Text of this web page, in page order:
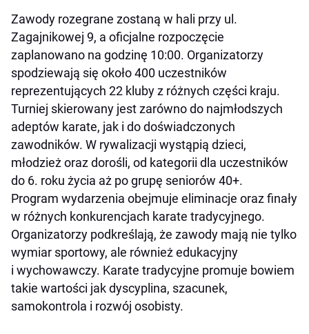
Zawody rozegrane zostaną w hali przy ul.
Zagajnikowej 9, a oficjalne rozpoczęcie
zaplanowano na godzinę 10:00. Organizatorzy
spodziewają się około 400 uczestników
reprezentujących 22 kluby z różnych części kraju.
Turniej skierowany jest zarówno do najmłodszych
adeptów karate, jak i do doświadczonych
zawodników. W rywalizacji wystąpią dzieci,
młodzież oraz dorośli, od kategorii dla uczestników
do 6. roku życia aż po grupę seniorów 40+.
Program wydarzenia obejmuje eliminacje oraz finały
w różnych konkurencjach karate tradycyjnego.
Organizatorzy podkreślają, że zawody mają nie tylko
wymiar sportowy, ale również edukacyjny
i wychowawczy. Karate tradycyjne promuje bowiem
takie wartości jak dyscyplina, szacunek,
samokontrola i rozwój osobisty.